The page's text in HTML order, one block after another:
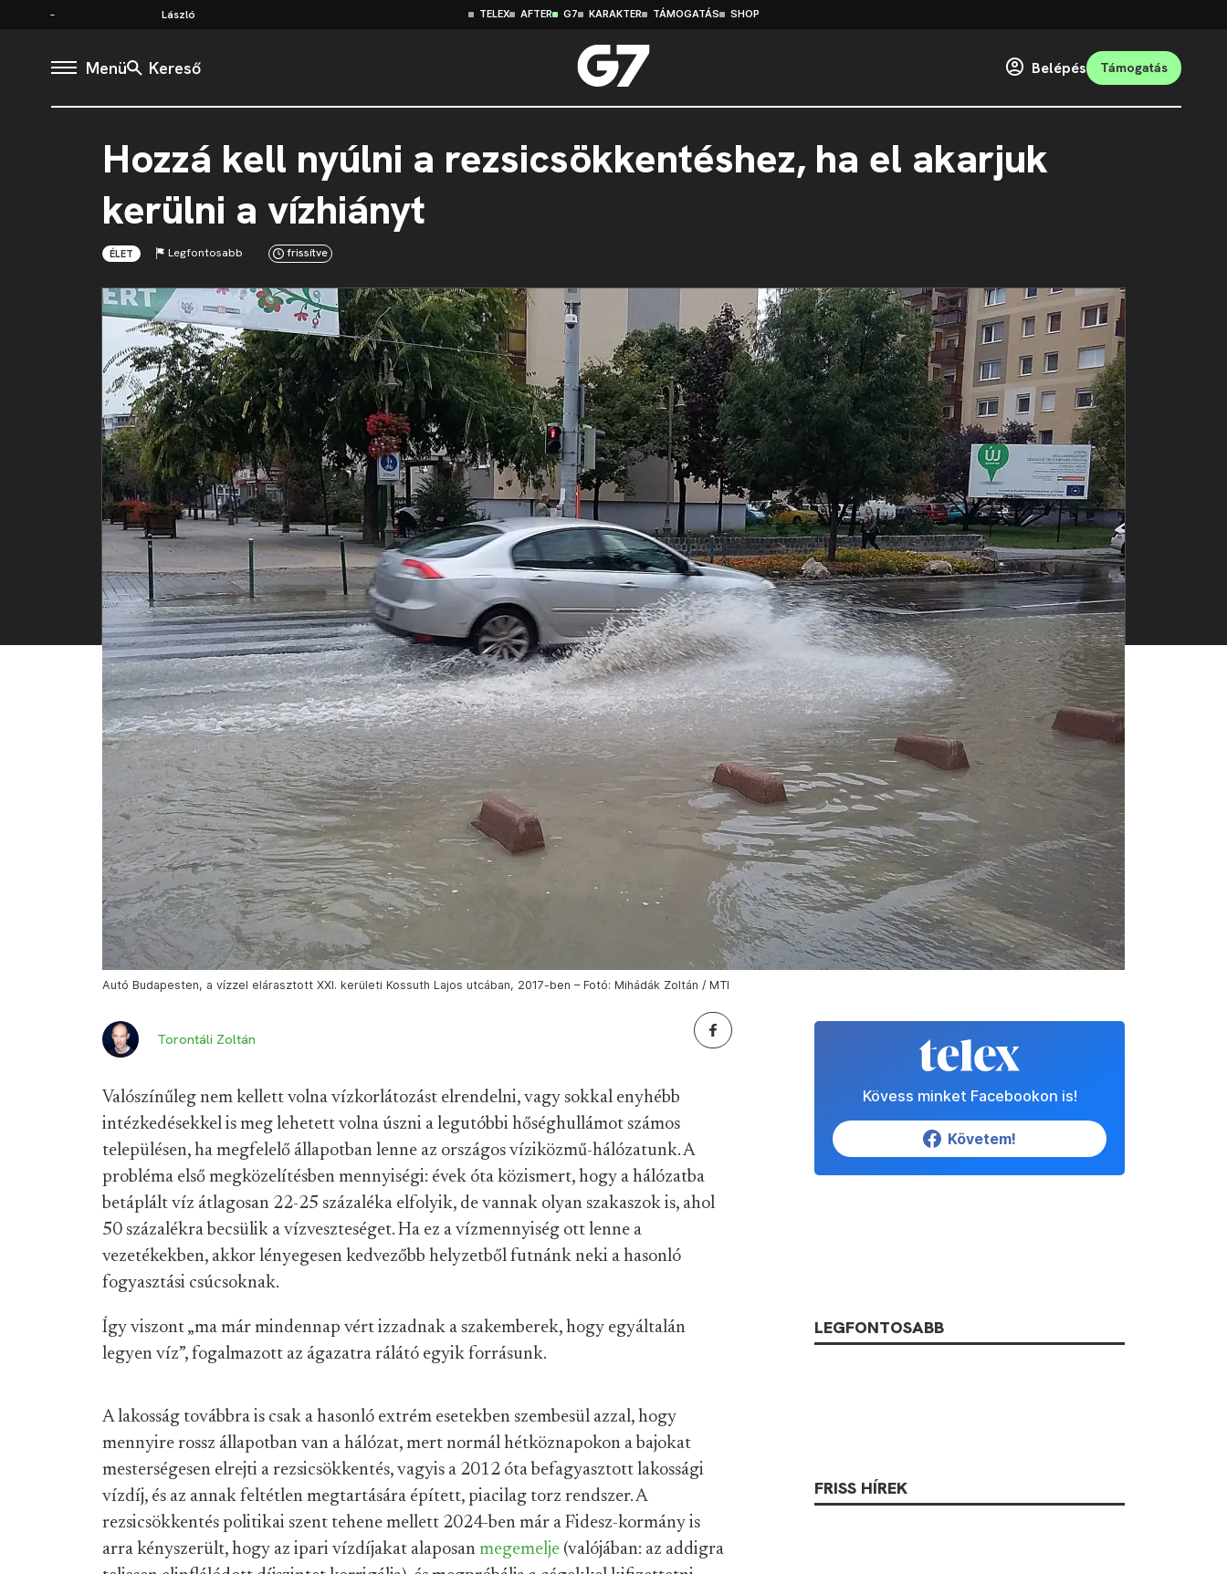
László TELEX AFTER G7 KARAKTER TÁMOGATÁS SHOP
Menü Kereső Belépés Támogatás
Hozzá kell nyúlni a rezsicsökkentéshez, ha el akarjuk
kerülni a vízhiányt
ÉLET Legfontosabb frissítve
Autó Budapesten, a vízzel elárasztott XXI. kerületi Kossuth Lajos utcában, 2017-ben – Fotó: Mihádák Zoltán / MTI
Torontáli Zoltán
Valószínűleg nem kellett volna vízkorlátozást elrendelni, vagy sokkal enyhébb
intézkedésekkel is meg lehetett volna úszni a legutóbbi hőséghullámot számos
településen, ha megfelelő állapotban lenne az országos víziközmű-hálózatunk. A
probléma első megközelítésben mennyiségi: évek óta közismert, hogy a hálózatba
betáplált víz átlagosan 22-25 százaléka elfolyik, de vannak olyan szakaszok is, ahol
50 százalékra becsülik a vízveszteséget. Ha ez a vízmennyiség ott lenne a
vezetékekben, akkor lényegesen kedvezőbb helyzetből futnánk neki a hasonló
fogyasztási csúcsoknak.
Így viszont „ma már mindennap vért izzadnak a szakemberek, hogy egyáltalán
legyen víz”, fogalmazott az ágazatra rálátó egyik forrásunk.
A lakosság továbbra is csak a hasonló extrém esetekben szembesül azzal, hogy
mennyire rossz állapotban van a hálózat, mert normál hétköznapokon a bajokat
mesterségesen elrejti a rezsicsökkentés, vagyis a 2012 óta befagyasztott lakossági
vízdíj, és az annak feltétlen megtartására épített, piacilag torz rendszer. A
rezsicsökkentés politikai szent tehene mellett 2024-ben már a Fidesz-kormány is
arra kényszerült, hogy az ipari vízdíjakat alaposan megemelje (valójában: az addigra
Kövess minket Facebookon is!
Követem!
LEGFONTOSABB
FRISS HÍREK